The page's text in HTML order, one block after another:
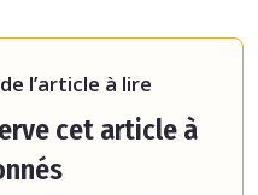
l’article à lire
cet article à